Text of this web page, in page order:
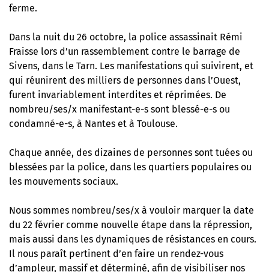
ferme.
Dans la nuit du 26 octobre, la police assassinait Rémi
Fraisse lors d’un rassemblement contre le barrage de
Sivens, dans le Tarn. Les manifestations qui suivirent, et
qui réunirent des milliers de personnes dans l’Ouest,
furent invariablement interdites et réprimées. De
nombreu/ses/x manifestant-e-s sont blessé-e-s ou
condamné-e-s, à Nantes et à Toulouse.
Chaque année, des dizaines de personnes sont tuées ou
blessées par la police, dans les quartiers populaires ou
les mouvements sociaux.
Nous sommes nombreu/ses/x à vouloir marquer la date
du 22 février comme nouvelle étape dans la répression,
mais aussi dans les dynamiques de résistances en cours.
Il nous paraît pertinent d’en faire un rendez-vous
d’ampleur, massif et déterminé, afin de visibiliser nos